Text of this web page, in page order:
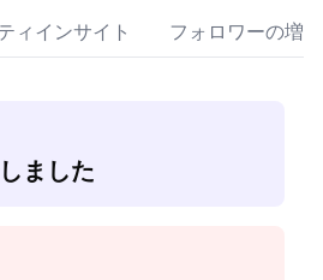
ィインサイト フォロワーの増加
ました